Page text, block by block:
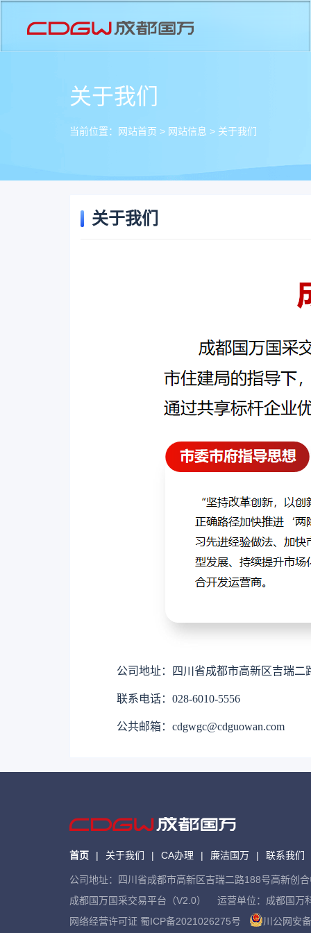
关于我们
当前位置： 网站首页 > 网站信息 > 关于我们
关于我们
公司地址：四川省成都市高新区吉瑞二
联系电话：028-6010-5556
公共邮箱：cdgwgc@cdguowan.com
首页 | 关于我们 | CA办理 | 廉洁国万 | 联系我们
公司地址：四川省成都市高新区吉瑞二路188号高新
成都国万国采交易平台（V2.0） 运营单位：成都国万
网络经营许可证 蜀ICP备2021026275号 川公网安